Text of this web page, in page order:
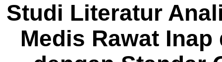
Studi Literatur
Medis Rawat